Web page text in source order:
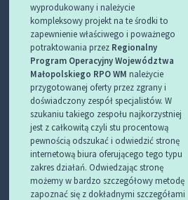
wyprodukowany i należycie
kompleksowy projekt na te środki to
zapewnienie właściwego i poważnego
potraktowania przez Regionalny
Program Operacyjny Województwa
Małopolskiego RPO WM należycie
przygotowanej oferty przez zgrany i
doświadczony zespół specjalistów. W
szukaniu takiego zespołu najkorzystniej
jest z całkowitą czyli stu procentową
pewnością odszukać i odwiedzić stronę
internetową biura oferującego tego typu
zakres działań. Odwiedzając stronę
możemy w bardzo szczegółowy metodę
zapoznać się z dokładnymi szczegółami